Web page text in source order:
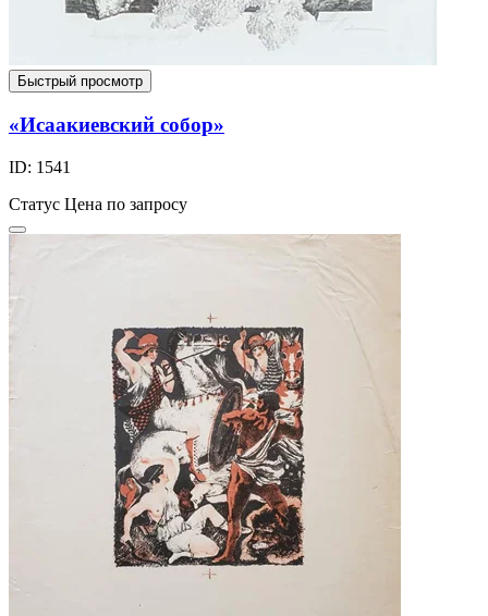
Быстрый просмотр
«Исаакиевский собор»
ID: 1541
Статус Цена по запросу